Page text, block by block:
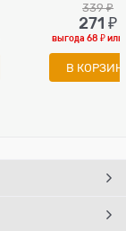
339 ₽
271 ₽
выгода68 ₽или
В